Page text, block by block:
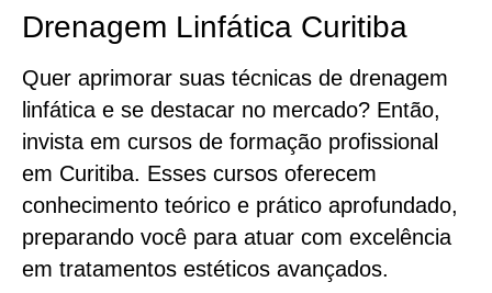
Drenagem Linfática Curitiba
Quer aprimorar suas técnicas de drenagem
linfática e se destacar no mercado? Então,
invista em cursos de formação profissional
em Curitiba. Esses cursos oferecem
conhecimento teórico e prático aprofundado,
preparando você para atuar com excelência
em tratamentos estéticos avançados.